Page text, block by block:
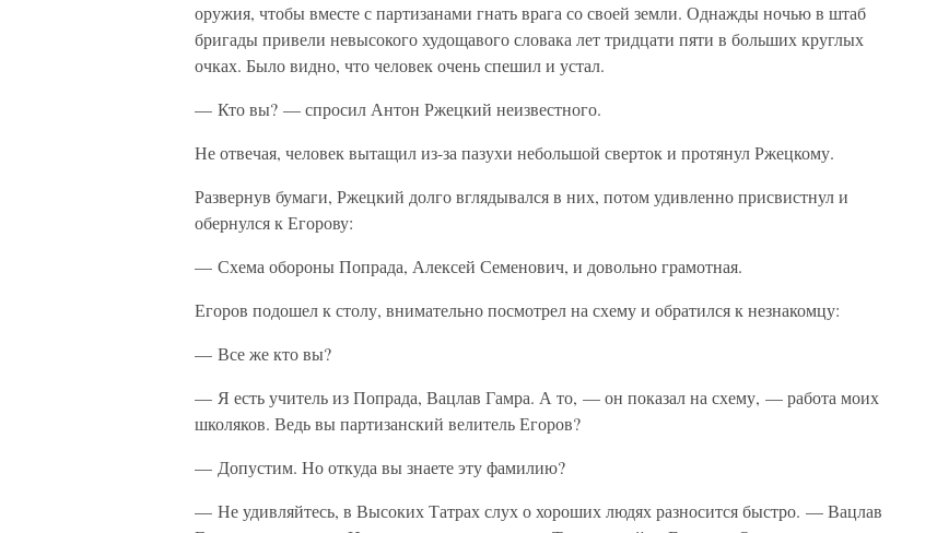
оружия, чтобы вместе с партизанами гнать врага со своей земли. Однажды ночью в штаб
бригады привели невысокого худощавого словака лет тридцати пяти в больших круглых
очках. Было видно, что человек очень спешил и устал.
— Кто вы? — спросил Антон Ржецкий неизвестного.
Не отвечая, человек вытащил из-за пазухи небольшой сверток и протянул Ржецкому.
Развернув бумаги, Ржецкий долго вглядывался в них, потом удивленно присвистнул и
обернулся к Егорову:
— Схема обороны Попрада, Алексей Семенович, и довольно грамотная.
Егоров подошел к столу, внимательно посмотрел на схему и обратился к незнакомцу:
— Все же кто вы?
— Я есть учитель из Попрада, Вацлав Гамра. А то, — он показал на схему, — работа моих
школяков. Ведь вы партизанский велитель Егоров?
— Допустим. Но откуда вы знаете эту фамилию?
— Не удивляйтесь, в Высоких Татрах слух о хороших людях разносится быстро. — Вацлав